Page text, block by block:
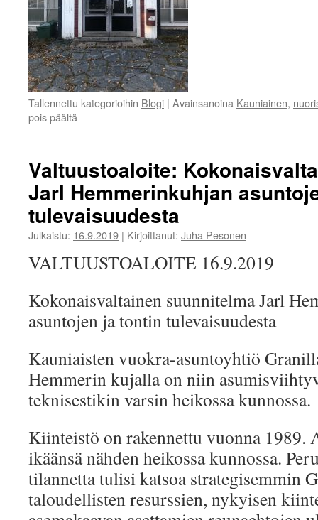
Tallennettu kategorioihin Blogi | Avainsanoina Kauniainen,
pois päältä
kunnolliset
väistötilat
Valtuustoaloite:
Jarl Hemmerinkuhjan
tulevaisuudesta
Julkaistu: 16.9.2019 | Kirjoittanut: Juha Pesonen
VALTUUSTOALOITE 16.9.2019
Kokonaisvaltainen suunnitelma Jarl
asuntojen ja tontin tulevaisuudesta
Kauniaisten vuokra-asuntoyhtiö
Hemmerin kujalla on niin
teknisestikin varsin heikossa kunnossa.
Kiinteistö on rakennettu vuonna 1989.
ikäänsä nähden heikossa kunnossa.
tilannetta tulisi katsoa strategisemmin
taloudellisten resurssien, nykyisen